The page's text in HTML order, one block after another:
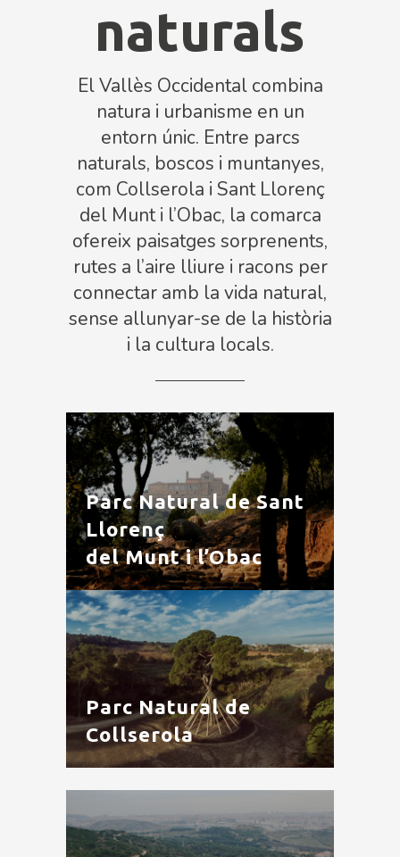
naturals
El Vallès Occidental combina
natura i urbanisme en un
entorn únic. Entre parcs
naturals, boscos i muntanyes,
com Collserola i Sant Llorenç
del Munt i l’Obac, la comarca
ofereix paisatges sorprenents,
rutes a l’aire lliure i racons per
connectar amb la vida natural,
sense allunyar-se de la història
i la cultura locals.
Parc Natural de Sant
Llorenç
del Munt i l’Obac
Parc Natural de
Collserola